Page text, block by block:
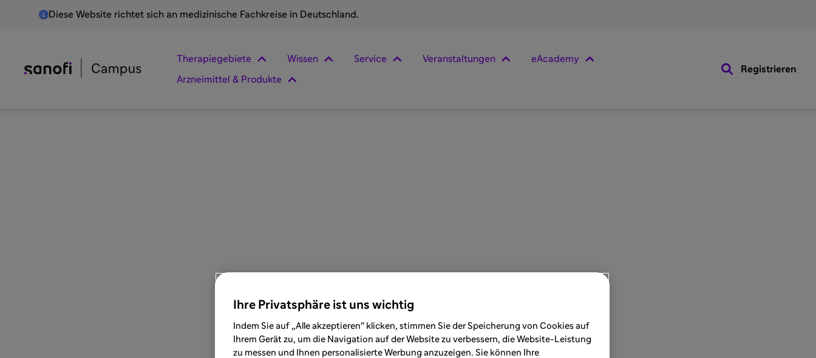
Diese Website richtet sich an medizinische Fachkreise in Deutschland.
Therapiegebiete Wissen Service Veranstaltungen eAcademy
Arzneimittel & Produkte
Registrieren
Ihre Privatsphäre ist uns wichtig
Indem Sie auf „Alle akzeptieren" klicken, stimmen Sie der Speicherung von Cookies auf
Ihrem Gerät zu, um die Navigation auf der Website zu verbessern, die Website-Leistung
zu messen und Ihnen personalisierte Werbung anzuzeigen. Sie können Ihre